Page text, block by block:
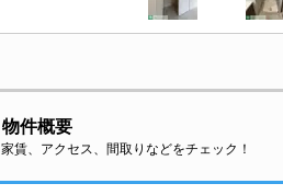
物件概要
家賃、アクセス、間取りなどをチェック！